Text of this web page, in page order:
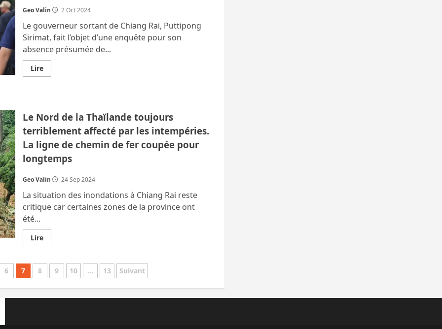
haut
ce
samedi.
De
nombreux
éléphants
disparus
deux
au
moins
Geo Valin 2 Oct 2024
Le gouverneur sortant de Chiang Rai, Puttipong
Sirimat, fait l’objet d’une enquête pour son
absence présumée de...
LireEn
savoir
Chiang
Rai
plus
intéressé
par
son
pot
de
que
par
les
inondations
Le Nord de la Thaïlande toujours
terriblement affecté par les intempéries.
La ligne de chemin de fer coupée pour
longtemps
Geo Valin 24 Sep 2024
La situation des inondations à Chiang Rai reste
critique car certaines zones de la province ont
été...
LireEn
savoir
Le
Nord
de
toujours
6 7 8 9 10 … 13 Suivant